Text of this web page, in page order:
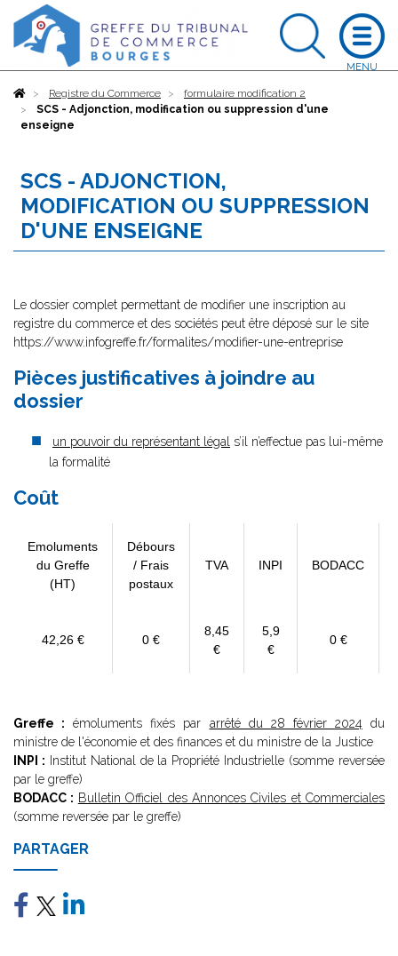
AccueilRegistre du Commerce
formulaire modification 2
SCS - Adjonction, modification ou suppression d'une
enseigne
SCS - ADJONCTION,
MODIFICATION OU SUPPRESSION
D'UNE ENSEIGNE
Le dossier complet permettant de modifier une inscription au
registre du commerce et des sociétés peut être déposé sur le site
https://www.infogreffe.fr/formalites/modifier-une-entreprise
Pièces justificatives à joindre au
dossier
un pouvoir du représentant légal s’il n’effectue pas lui-même
la formalité
Coût
Emoluments
du Greffe
(HT)
Débours
/ Frais
postaux
TVA INPI BODACC
42,26 € 0 €
8,45
€
5,9
€
0 €
Greffe : émoluments fixés par arrêté du 28 février 2024 du
ministre de l'économie et des finances et du ministre de la Justice
INPI : Institut National de la Propriété Industrielle (somme reversée
par le greffe)
BODACC : Bulletin Officiel des Annonces Civiles et Commerciales
(somme reversée par le greffe)
PARTAGER